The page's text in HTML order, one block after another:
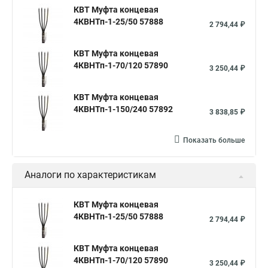
КВТ Муфта концевая
4КВНТп-1-25/50 57888
2 794,44 ₽
КВТ Муфта концевая
4КВНТп-1-70/120 57890
3 250,44 ₽
КВТ Муфта концевая
4КВНТп-1-150/240 57892
3 838,85 ₽
Показать больше
Аналоги по характеристикам
КВТ Муфта концевая
4КВНТп-1-25/50 57888
2 794,44 ₽
КВТ Муфта концевая
4КВНТп-1-70/120 57890
3 250,44 ₽